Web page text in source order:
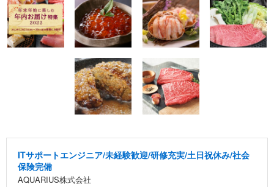
ITサポートエンジニア/未経験歓迎/研修充実/土日祝休み/社会
保険完備
AQUARIUS株式会社